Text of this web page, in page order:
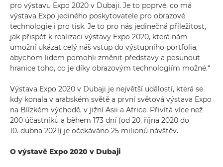
pro výstavu Expo 2020 v Dubaji. Je to poprvé, co má
výstava Expo jediného poskytovatele pro obrazové
technologie i pro tisk. Je to pro nás jedinečná příležitost,
jak přispět k realizaci výstavy Expo 2020, která nám
umožní ukázat celý náš vstup do výstupního portfolia,
abychom lidem pomohli změnit představy a posunout
hranice toho, co je díky obrazovým technologiím možné.“
Výstava Expo 2020 v Dubaji je největší událostí, která se
kdy konala v arabském světě a první světová výstava Expo
na Blízkém východě, v jižní Asii a Africe. Přivítá více než
200 účastníků a během 173 dní (od 20. října 2020 do
10. dubna 2021) je očekáváno 25 milionů návštěv.
O výstavě Expo 2020 v Dubaji